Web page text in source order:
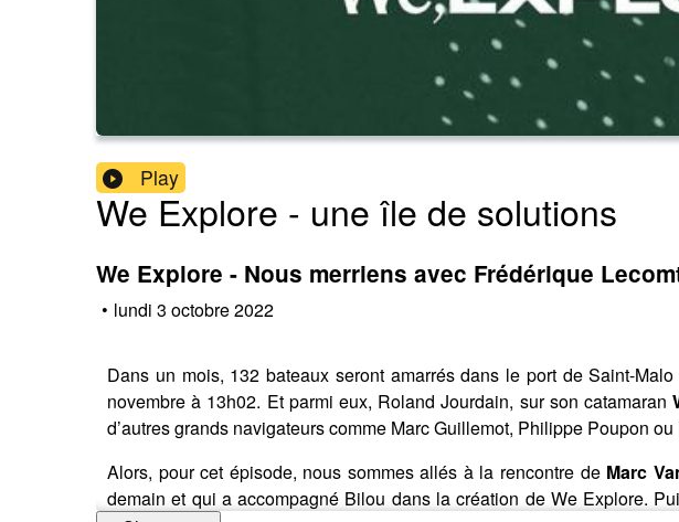
Play
We Explore - une île de solutions
We Explore - Nous merriens avec Frédérique
• lundi 3 octobre 2022
Dans un mois, 132 bateaux seront amarrés dans le port de Saint-
novembre à 13h02. Et parmi eux, Roland Jourdain, sur son catamaran
d’autres grands navigateurs comme Marc Guillemot, Philippe Poupon
Alors, pour cet épisode, nous sommes allés à la rencontre de Marc
demain et qui a accompagné Bilou dans la création de We Explore.